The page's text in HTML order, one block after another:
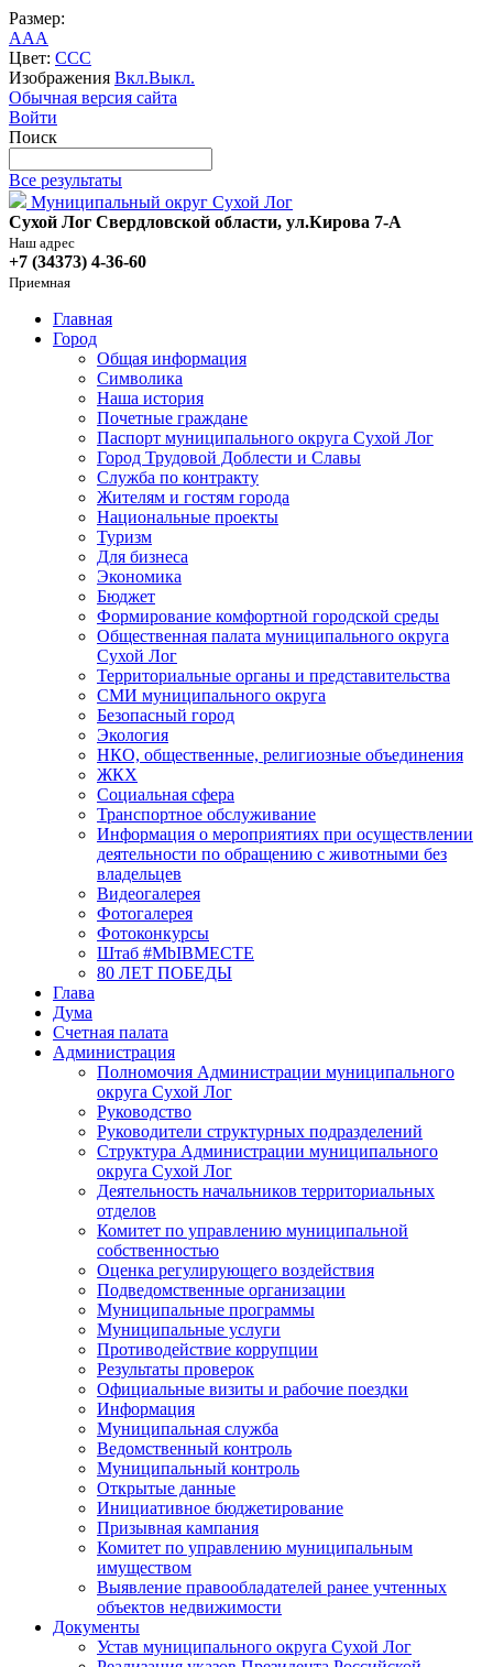
Размер:
AAA
Цвет: CCC
Изображения Вкл.Выкл.
Обычная версия сайта
Войти
Поиск
Все результаты
Муниципальный округ Сухой Лог
Сухой Лог Свердловской области, ул.Кирова 7-А
Наш адрес
+7 (34373) 4-36-60
Приемная
Главная
Город
Общая информация
Символика
Наша история
Почетные граждане
Паспорт муниципального округа Сухой Лог
Город Трудовой Доблести и Славы
Служба по контракту
Жителям и гостям города
Национальные проекты
Туризм
Для бизнеса
Экономика
Бюджет
Формирование комфортной городской среды
Общественная палата муниципального округа
Сухой Лог
Территориальные органы и представительства
СМИ муниципального округа
Безопасный город
Экология
НКО, общественные, религиозные объединения
ЖКХ
Социальная сфера
Транспортное обслуживание
Информация о мероприятиях при осуществлении
деятельности по обращению с животными без
владельцев
Видеогалерея
Фотогалерея
Фотоконкурсы
Штаб #MbIBMECTE
80 ЛЕТ ПОБЕДЫ
Глава
Дума
Счетная палата
Администрация
Полномочия Администрации муниципального
округа Сухой Лог
Руководство
Руководители структурных подразделений
Структура Администрации муниципального
округа Сухой Лог
Деятельность начальников территориальных
отделов
Комитет по управлению муниципальной
собственностью
Оценка регулирующего воздействия
Подведомственные организации
Муниципальные программы
Муниципальные услуги
Противодействие коррупции
Результаты проверок
Официальные визиты и рабочие поездки
Информация
Муниципальная служба
Ведомственный контроль
Муниципальный контроль
Открытые данные
Инициативное бюджетирование
Призывная кампания
Комитет по управлению муниципальным
имуществом
Выявление правообладателей ранее учтенных
объектов недвижимости
Документы
Устав муниципального округа Сухой Лог